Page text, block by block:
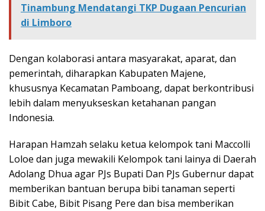
Tinambung Mendatangi TKP Dugaan Pencurian
di Limboro
Dengan kolaborasi antara masyarakat, aparat, dan
pemerintah, diharapkan Kabupaten Majene,
khususnya Kecamatan Pamboang, dapat berkontribusi
lebih dalam menyukseskan ketahanan pangan
Indonesia.
Harapan Hamzah selaku ketua kelompok tani Maccolli
Loloe dan juga mewakili Kelompok tani lainya di Daerah
Adolang Dhua agar PJs Bupati Dan PJs Gubernur dapat
memberikan bantuan berupa bibi tanaman seperti
Bibit Cabe, Bibit Pisang Pere dan bisa memberikan